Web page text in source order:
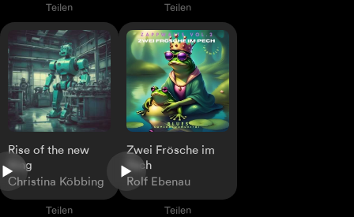
Teilen Teilen
Rise of the new
King
Christina Köbbing
Teilen
Zwei Frösche im
Pech
Rolf Ebenau
Teilen